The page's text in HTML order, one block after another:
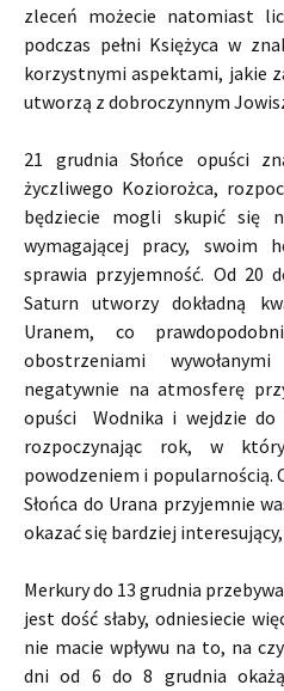
zleceń możecie natomiast
podczas pełni Księżyca w
korzystnymi aspektami, jakie
utworzą z dobroczynnym
21 grudnia Słońce opuści
życzliwego Koziorożca,
będziecie mogli skupić się
wymagającej pracy, swoim
sprawia przyjemność. Od 20
Saturn utworzy dokładną
Uranem, co
obostrzeniami
negatywnie na atmosferę
opuści Wodnika i wejdzie do
rozpoczynając rok, w
powodzeniem i
Słońca do Urana przyjemnie
okazać się bardziej
Merkury do 13 grudnia
jest dość słaby, odniesiecie
nie macie wpływu na to, na
dni od 6 do 8 grudnia